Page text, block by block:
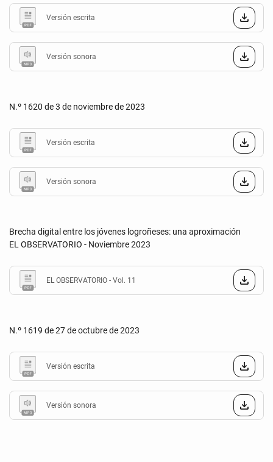
Versión escrita
Versión sonora
N.º 1620 de 3 de noviembre de 2023
Versión escrita
Versión sonora
Brecha digital entre los jóvenes logroñeses: una aproximación
EL OBSERVATORIO - Noviembre 2023
EL OBSERVATORIO - Vol. 11
N.º 1619 de 27 de octubre de 2023
Versión escrita
Versión sonora